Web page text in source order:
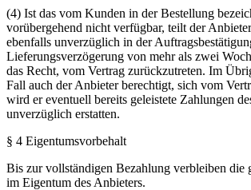
(4) Ist das vom Kunden in der Bestellung
vorübergehend nicht verfügbar, teilt der
ebenfalls unverzüglich in der
Lieferungsverzögerung von mehr als zwei
das Recht, vom Vertrag zurückzutreten. Im
Fall auch der Anbieter berechtigt, sich vom
wird er eventuell bereits geleistete Zahlungen
unverzüglich erstatten.
§ 4 Eigentumsvorbehalt
Bis zur vollständigen Bezahlung verbleiben die
im Eigentum des Anbieters.